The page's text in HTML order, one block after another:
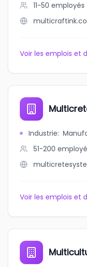
11-50 employés
Voir les emplois et
Industrie:
51-200
Voir les emplois et